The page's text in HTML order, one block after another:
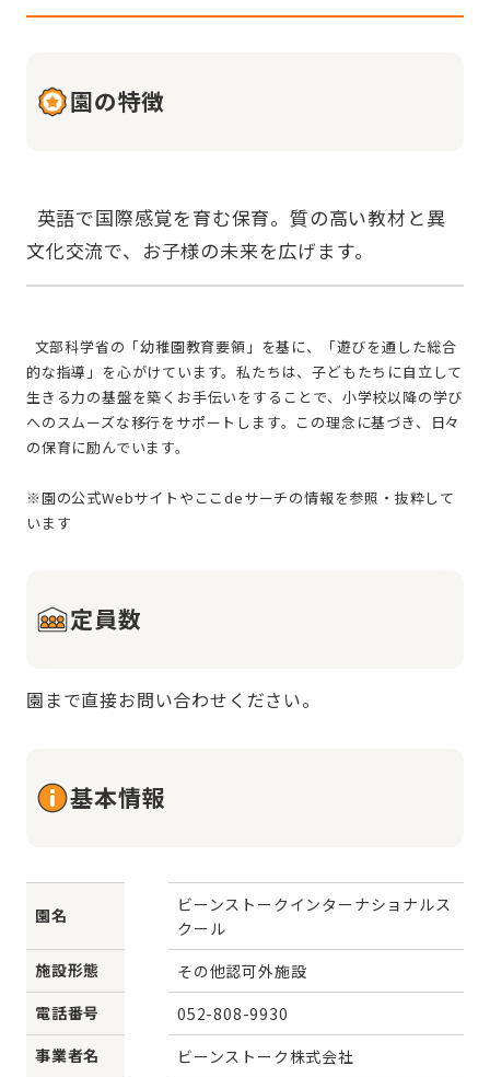
園の特徴
的な指導」を心がけています。私たちは、子どもたちに自立して
生きる力の基盤を築くお手伝いをすることで、小学校以降の学び
へのスムーズな移行をサポートします。この理念に基づき、日々
の保育に励んでいます。
※園の公式Webサイトやここdeサーチの情報を参照・抜粋して
定員数
園まで直接お問い合わせください。
基本情報
園名
ビーンストークインターナショナルス
クール
施設形態
その他認可外施設
電話番号
052-808-9930
事業者名
ビーンストーク株式会社